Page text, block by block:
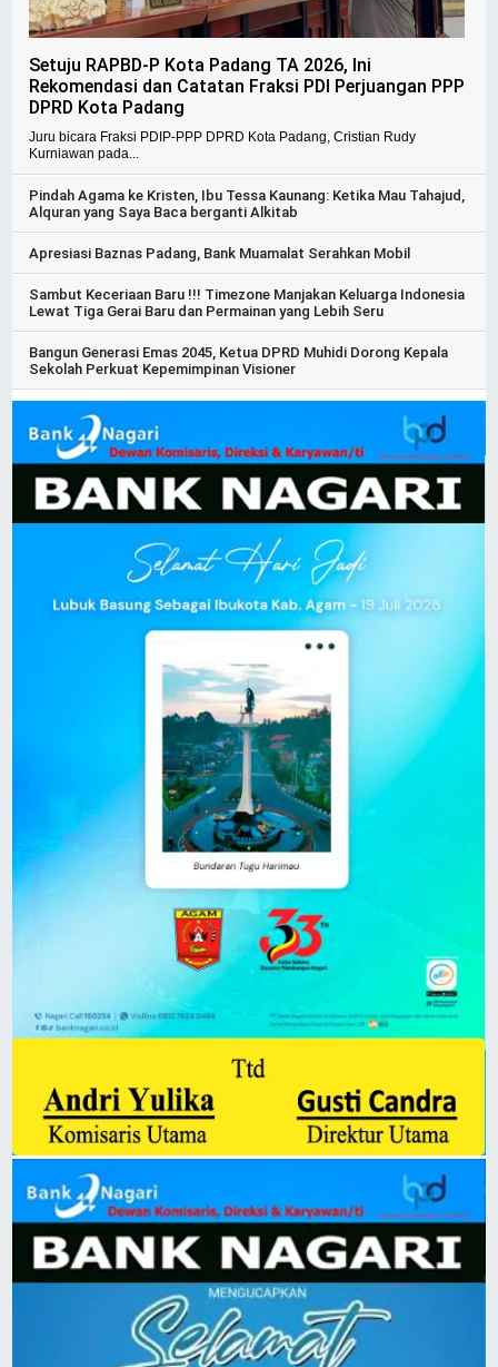
Setuju RAPBD-P Kota Padang TA 2026, Ini
Rekomendasi dan Catatan Fraksi PDI Perjuangan PPP
DPRD Kota Padang
Juru bicara Fraksi PDIP-PPP DPRD Kota Padang, Cristian Rudy
Kurniawan pada...
Pindah Agama ke Kristen, Ibu Tessa Kaunang: Ketika Mau Tahajud,
Alquran yang Saya Baca berganti Alkitab
Apresiasi Baznas Padang, Bank Muamalat Serahkan Mobil
Sambut Keceriaan Baru !!! Timezone Manjakan Keluarga Indonesia
Lewat Tiga Gerai Baru dan Permainan yang Lebih Seru
Bangun Generasi Emas 2045, Ketua DPRD Muhidi Dorong Kepala
Sekolah Perkuat Kepemimpinan Visioner